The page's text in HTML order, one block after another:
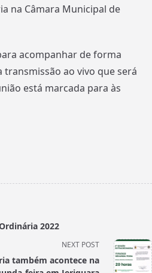
na Câmara Municipal de
acompanhar de forma
ao vivo que será
está marcada para às
2022
NEXT POST
também acontece na